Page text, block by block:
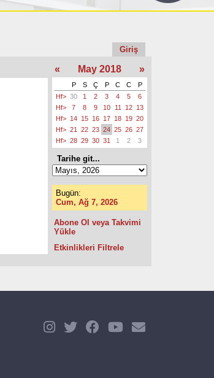
Giriş
« May 2018 »
P S Ç P C C
P
Hf> 30 1 2 3 4 5
6
Hf>
7 8 9 10 11 12 13
Hf> 14 15 16 17 18 19 20
Hf> 21 22 23 24 25 26 27
Hf> 28 29 30 31 1 2 3
Tarihe git...
Bugün:
Cum, Ağ 7, 2026
Abone Ol veya Takvimi
Yükle
Etkinlikleri Filtrele